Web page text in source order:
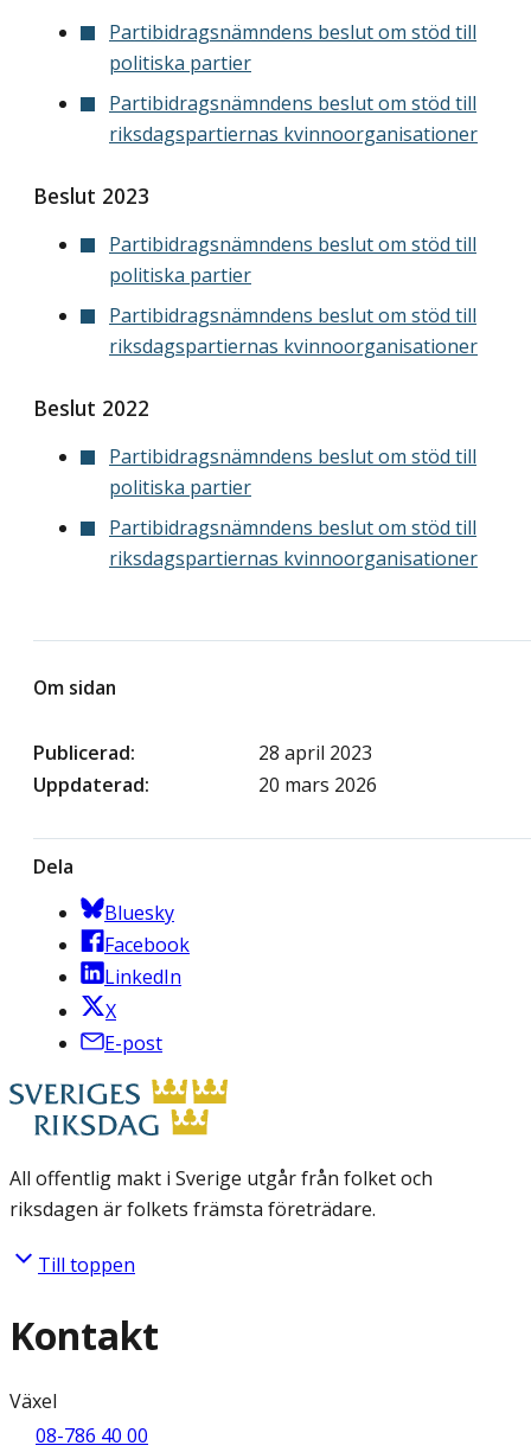
Partibidragsnämndens beslut om stöd till
politiska partier
Partibidragsnämndens beslut om stöd till
riksdagspartiernas kvinnoorganisationer
Beslut 2023
Partibidragsnämndens beslut om stöd till
politiska partier
Partibidragsnämndens beslut om stöd till
riksdagspartiernas kvinnoorganisationer
Beslut 2022
Partibidragsnämndens beslut om stöd till
politiska partier
Partibidragsnämndens beslut om stöd till
riksdagspartiernas kvinnoorganisationer
Om sidan
Publicerad
28 april 2023
Uppdaterad
20 mars 2026
Dela
Bluesky
Facebook
LinkedIn
X
E-post
All offentlig makt i Sverige utgår från folket och
riksdagen är folkets främsta företrädare.
Till toppen
Kontakt
Växel
08-786 40 00